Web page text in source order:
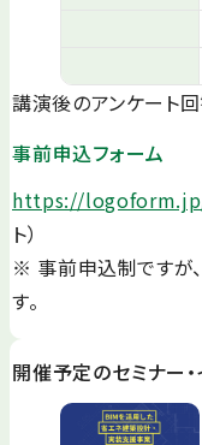
講演後のアンケート回
事前申込フォーム
https://
ト）
※ 事前申込制ですが
す。
開催予定のセミナー・